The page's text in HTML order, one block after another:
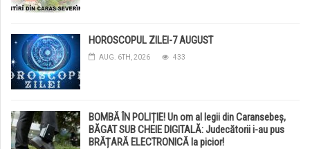
HOROSCOPUL ZILEI-7 AUGUST
AUG. 6TH, 2026 433
BOMBĂ ÎN POLIȚIE! Un om al legii din Caransebeș,
BĂGAT SUB CHEIE DIGITALĂ: Judecătorii i-au pus
BRĂȚARĂ ELECTRONICĂ la picior!